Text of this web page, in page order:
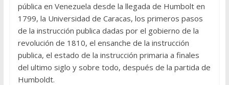
pública en Venezuela desde la llegada de Humbolt en
1799, la Universidad de Caracas, los primeros pasos
de la instrucción publica dadas por el gobierno de la
revolución de 1810, el ensanche de la instrucción
publica, el estado de la instrucción primaria a finales
del ultimo siglo y sobre todo, después de la partida de
Humboldt.